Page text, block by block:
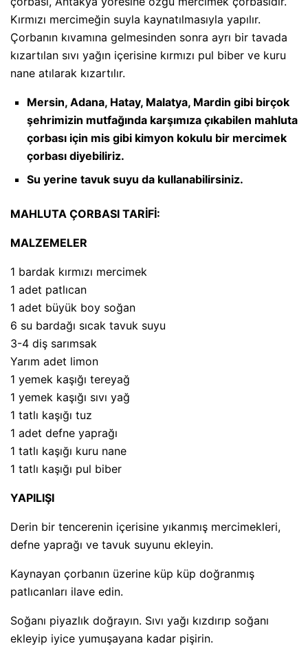
Kırmızı mercimeğin suyla kaynatılmasıyla yapılır.
Çorbanın kıvamına gelmesinden sonra ayrı bir tavada
kızartılan sıvı yağın içerisine kırmızı pul biber ve kuru
nane atılarak kızartılır.
Mersin, Adana, Hatay, Malatya, Mardin gibi birçok
şehrimizin mutfağında karşımıza çıkabilen mahluta
çorbası için mis gibi kimyon kokulu bir mercimek
çorbası diyebiliriz.
Su yerine tavuk suyu da kullanabilirsiniz.
MAHLUTA ÇORBASI TARİFİ:
MALZEMELER
1 bardak kırmızı mercimek
1 adet patlıcan
1 adet büyük boy soğan
6 su bardağı sıcak tavuk suyu
3-4 diş sarımsak
Yarım adet limon
1 yemek kaşığı tereyağ
1 yemek kaşığı sıvı yağ
1 tatlı kaşığı tuz
1 adet defne yaprağı
1 tatlı kaşığı kuru nane
1 tatlı kaşığı pul biber
YAPILIŞI
Derin bir tencerenin içerisine yıkanmış mercimekleri,
defne yaprağı ve tavuk suyunu ekleyin.
Kaynayan çorbanın üzerine küp küp doğranmış
patlıcanları ilave edin.
Soğanı piyazlık doğrayın. Sıvı yağı kızdırıp soğanı
ekleyip iyice yumuşayana kadar pişirin.